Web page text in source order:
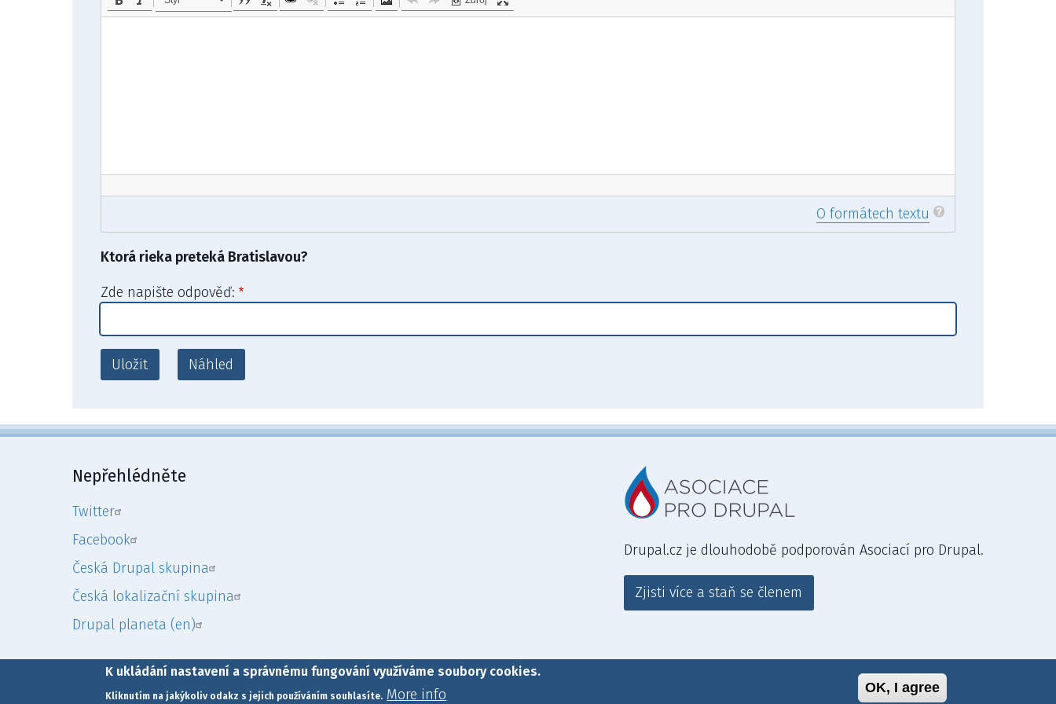
O formátech textu
Ktorá rieka preteká Bratislavou?
Zde napište odpověď:
Nepřehlédněte
Twitter
Facebook
Česká Drupal skupina
Česká lokalizační skupina
Drupal planeta (en)
Drupal.cz je dlouhodobě podporován Asociací pro Drupal.
Zjisti více a staň se členem
Drupal je registrovaná ochranná známkaDriese Buytaerta .Drupal Hosting powered by Acquia Cloud. |
K ukládání nastavení a správnému fungování využíváme soubory cookies.
Kliknutím na jakýkoliv odakz s jejich používáním souhlasíte. More info OK, I agree